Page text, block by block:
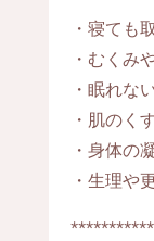
・寝ても
・むくみ
・眠れな
・肌のく
・身体の
・生理や